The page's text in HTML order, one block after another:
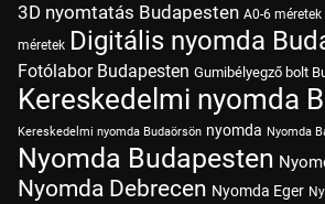
3D nyomtatás Budapesten A0-6 méretek
méretek Digitális nyomda
Fotólabor Budapesten Gumibélyegző bolt
Kereskedelmi nyomda
Kereskedelmi nyomda Budaörsön nyomda Nyomda
Nyomda Budapesten
Nyomda Debrecen Nyomda Eger